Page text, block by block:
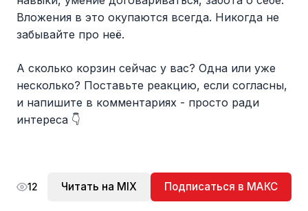
Вложения в это окупаются всегда. Никогда не
забывайте про неё.
А сколько корзин сейчас у вас? Одна или уже
несколько? Поставьте реакцию, если согласны,
и напишите в комментариях - просто ради
интереса 👇
12 Читать на MIX Подписаться в МАКС